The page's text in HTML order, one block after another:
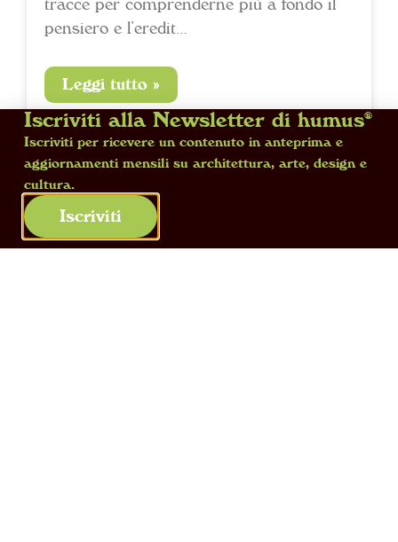
tracce per comprenderne più a fondo il
pensiero e l’eredit…
Leggi tutto »
Iscriviti alla Newsletter di humus®
Iscriviti per ricevere un contenuto in anteprima e
aggiornamenti mensili su architettura, arte, design e
cultura.
Iscriviti